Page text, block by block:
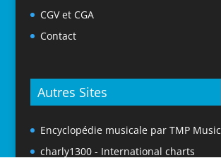
CGV et CGA
Contact
Autres Sites
Encyclopédie musicale par TMP Music
charly1300 - International charts